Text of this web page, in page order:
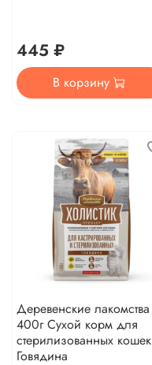
445 ₽
В корзину
Деревенские лакомства
400г Сухой корм для
стерилизованных кошек
Говядина